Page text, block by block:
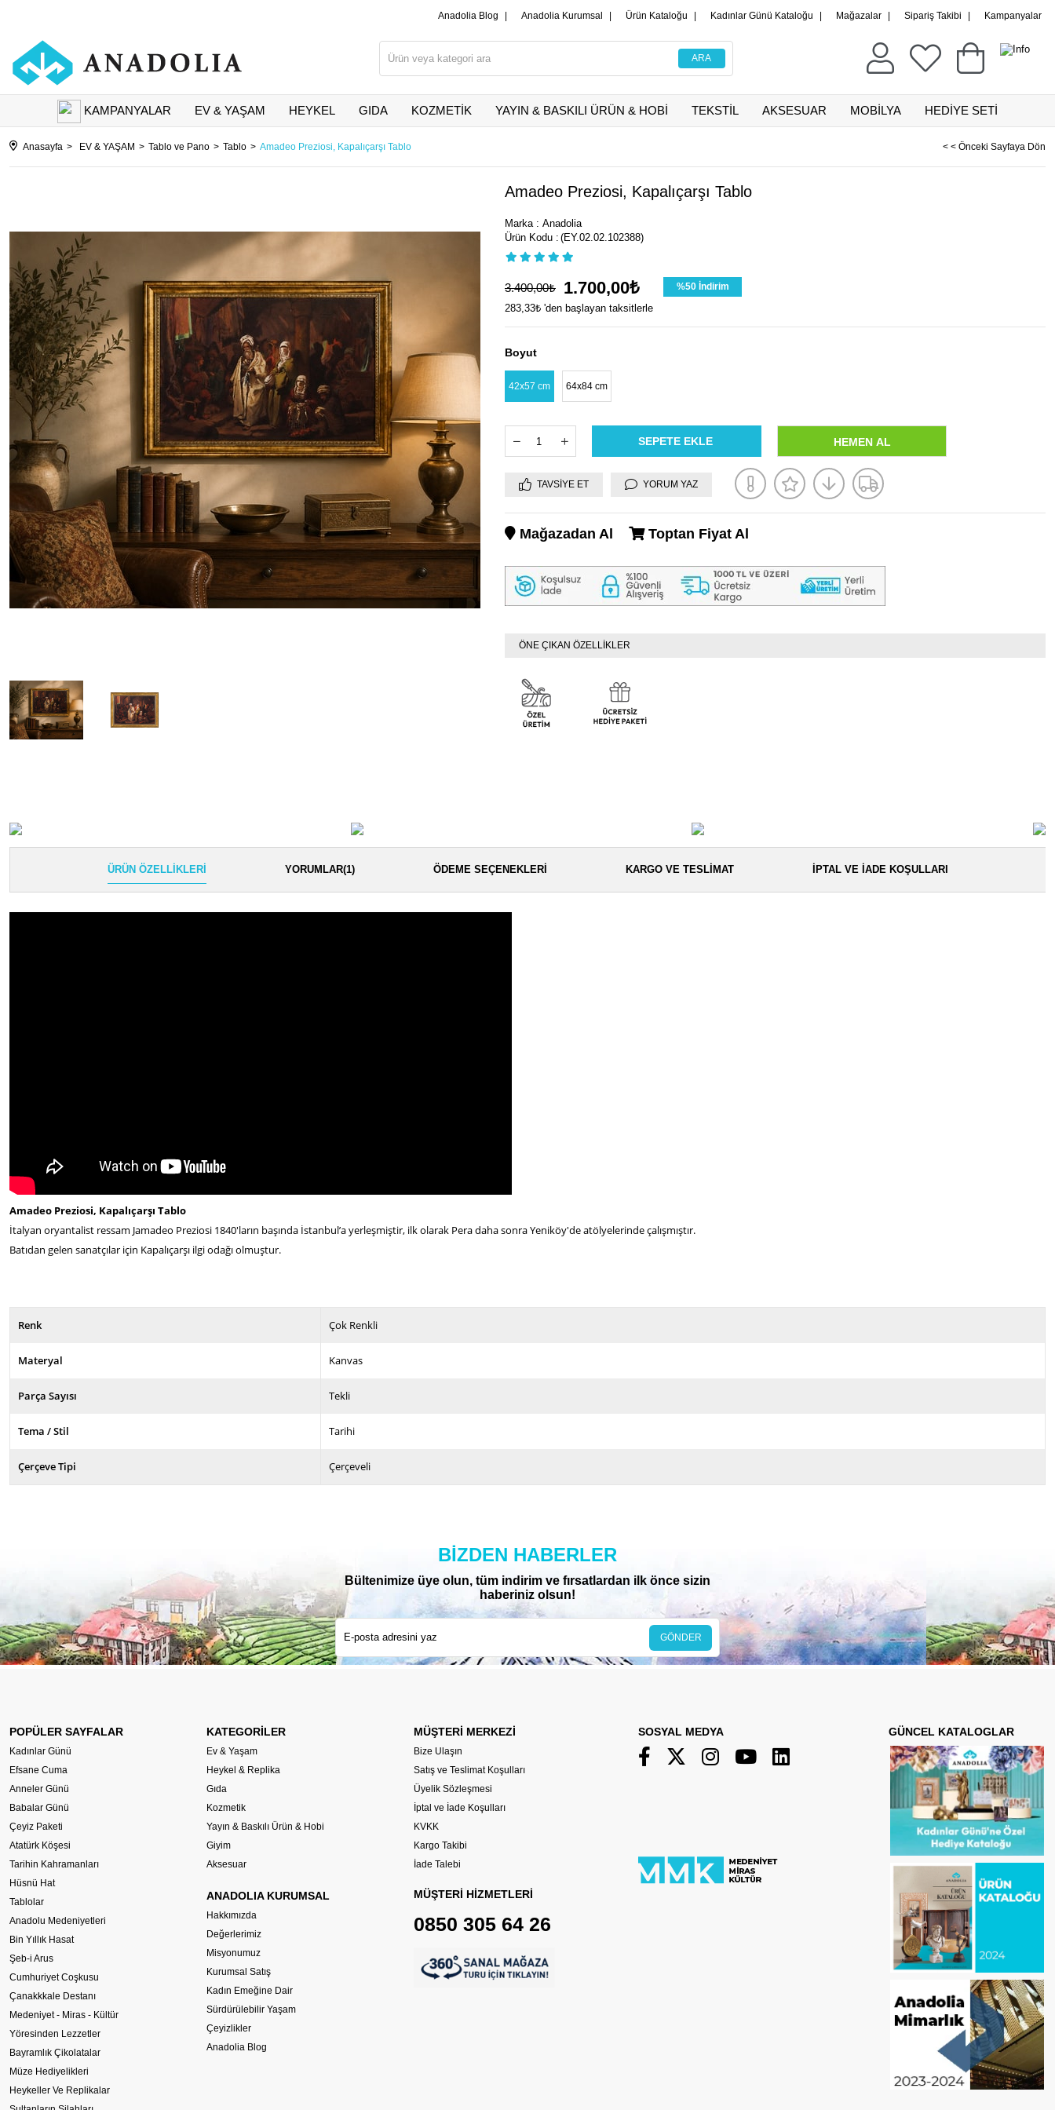
Anadolia Blog Anadolia Kurumsal Ürün Kataloğu Kadınlar Günü Kataloğu Mağazalar Sipariş Takibi Kampanyalar
KAMPANYALAR EV & YAŞAM HEYKEL GIDA KOZMETİK YAYIN & BASKILI ÜRÜN & HOBİ TEKSTİL AKSESUAR MOBİLYA HEDİYE SETİ
Anasayfa EV & YAŞAM Tablo ve Pano Tablo Amadeo Preziosi, Kapalıçarşı Tablo < < Önceki Sayfaya Dön
Amadeo Preziosi, Kapalıçarşı Tablo
Marka : Anadolia
(EY.02.02.102388)
3.400,00₺ 1.700,00₺ %50İndirim
283,33₺ 'den başlayan taksitlerle
Boyut
42x57 cm 64x84 cm
TAVSIYE ET YORUM YAZ
Mağazadan Al Toptan Fiyat Al
ÖNE ÇIKAN ÖZELLİKLER
ÜRÜN ÖZELLIKLERI YORUMLAR(1) ÖDEME SEÇENEKLERI KARGO VE TESLIMAT İPTAL VE İADE KOŞULLARI
Amadeo Preziosi, Kapalıçarşı Tablo
İtalyan oryantalist ressam Jamadeo Preziosi 1840'ların başında İstanbul’a yerleşmiştir, ilk olarak Pera daha sonra Yeniköy'de atölyelerinde çalışmıştır.
Batıdan gelen sanatçılar için Kapalıçarşı ilgi odağı olmuştur.
Renk Çok Renkli
Materyal Kanvas
Parça Sayısı Tekli
Tema / Stil Tarihi
Çerçeve Tipi Çerçeveli
BIZDEN HABERLER
Bültenimize üye olun, tüm indirim ve fırsatlardan ilk önce sizin
haberiniz olsun!
GÖNDER
POPÜLER SAYFALAR
Kadınlar Günü
Efsane Cuma
Anneler Günü
Babalar Günü
Çeyiz Paketi
Atatürk Köşesi
Tarihin Kahramanları
Hüsnü Hat
Tablolar
Anadolu Medeniyetleri
Bin Yıllık Hasat
Şeb-i Arus
Cumhuriyet Coşkusu
Çanakkkale Destanı
Medeniyet - Miras - Kültür
Yöresinden Lezzetler
Bayramlık Çikolatalar
Müze Hediyelikleri
Heykeller Ve Replikalar
KATEGORİLER
Ev & Yaşam
Heykel & Replika
Gıda
Kozmetik
Yayın & Baskılı Ürün & Hobi
Giyim
Aksesuar
ANADOLIA KURUMSAL
Hakkımızda
Değerlerimiz
Misyonumuz
Kurumsal Satış
Kadın Emeğine Dair
Sürdürülebilir Yaşam
Çeyizlikler
Anadolia Blog
MÜŞTERİ MERKEZİ
Bize Ulaşın
Satış ve Teslimat Koşulları
Üyelik Sözleşmesi
İptal ve İade Koşulları
KVKK
Kargo Takibi
İade Talebi
MÜŞTERİ HİZMETLERİ
0850 305 64 26
SOSYAL MEDYA GÜNCEL KATALOGLAR